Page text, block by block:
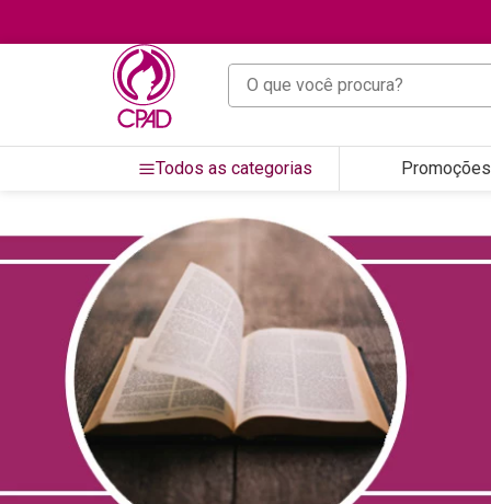
O que você procura?
Todos as categorias Promoções